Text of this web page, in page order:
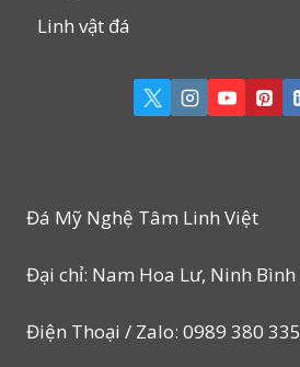
Linh vật đá
Đá Mỹ Nghệ Tâm Linh Việt
Đại chỉ: Nam Hoa Lư, Ninh Bình
Điện Thoại / Zalo: 0989 380 335